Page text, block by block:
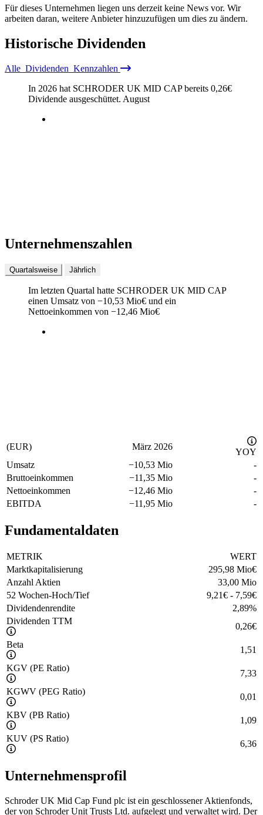
Für dieses Unternehmen liegen uns derzeit keine News vor. Wir
arbeiten daran, weitere Anbieter hinzuzufügen um dies zu ändern.
Historische Dividenden
Alle Dividenden Kennzahlen
In 2026 hat SCHRODER UK MID CAP bereits 0,26€
Dividende ausgeschüttet. August
Unternehmenszahlen
Quartalsweise Jährlich
Im letzten Quartal hatte SCHRODER UK MID CAP
einen Umsatz von −10,53 Mio€ und ein
Nettoeinkommen von −12,46 Mio€
(EUR) März 2026
YOY
Umsatz
−10,53 Mio
-
Bruttoeinkommen
−11,35 Mio
-
Nettoeinkommen
−12,46 Mio
-
EBITDA
−11,95 Mio -
Fundamentaldaten
METRIK
WERT
Marktkapitalisierung
295,98 Mio€
Anzahl Aktien
33,00 Mio
52 Wochen-Hoch/Tief
9,21€ - 7,59€
Dividendenrendite
2,89%
Dividenden TTM
0,26€
Beta
1,51
KGV (PE Ratio)
7,33
KGWV (PEG Ratio)
0,01
KBV (PB Ratio)
1,09
KUV (PS Ratio)
6,36
Unternehmensprofil
Schroder UK Mid Cap Fund plc ist ein geschlossener Aktienfonds,
der von Schroder Unit Trusts Ltd. aufgelegt und verwaltet wird. Der